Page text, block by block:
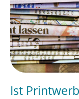
Ist